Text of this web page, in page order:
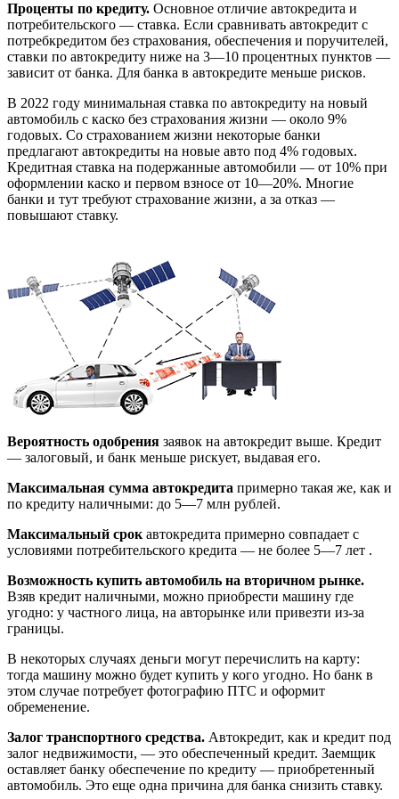
Проценты по кредиту. Основное отличие автокредита и
потребительского — ставка. Если сравнивать автокредит с
потребкредитом без страхования, обеспечения и поручителей,
ставки по автокредиту ниже на 3—10 процентных пунктов —
зависит от банка. Для банка в автокредите меньше рисков.
В 2022 году минимальная ставка по автокредиту на новый
автомобиль с каско без страхования жизни — около 9%
годовых. Со страхованием жизни некоторые банки
предлагают автокредиты на новые авто под 4% годовых.
Кредитная ставка на подержанные автомобили — от 10% при
оформлении каско и первом взносе от 10—20%. Многие
банки и тут требуют страхование жизни, а за отказ —
повышают ставку.
Вероятность одобрения заявок на автокредит выше. Кредит
— залоговый, и банк меньше рискует, выдавая его.
Максимальная сумма автокредита примерно такая же, как и
по кредиту наличными: до 5—7 млн рублей.
Максимальный срокавтокредита примерно совпадает с
условиями потребительского кредита — не более 5—7 лет .
Возможность купить автомобиль на вторичном рынке.
Взяв кредит наличными, можно приобрести машину где
угодно: у частного лица, на авторынке или привезти из-за
границы.
В некоторых случаях деньги могут перечислить на карту:
тогда машину можно будет купить у кого угодно. Но банк в
этом случае потребует фотографию ПТС и оформит
обременение.
Залог транспортного средства. Автокредит, как и кредит под
залог недвижимости, — это обеспеченный кредит. Заемщик
оставляет банку обеспечение по кредиту — приобретенный
автомобиль. Это еще одна причина для банка снизить ставку.